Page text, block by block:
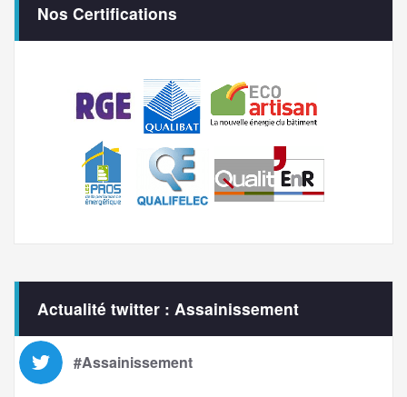
Nos Certifications
Actualité twitter : Assainissement
#Assainissement